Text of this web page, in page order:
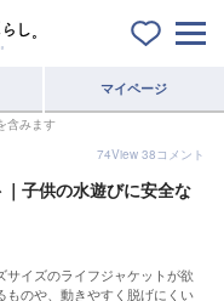
マイページ
含みます
74View 38コメント
子供の水遊びに安全な
イズのライフジャケットが欲
ものや、動きやすく脱げにくい